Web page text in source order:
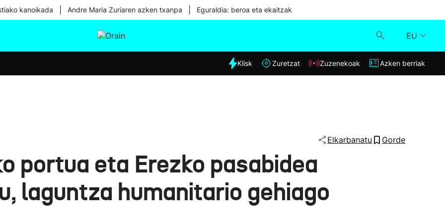
kanoikada Andre Maria Zuriaren azken txanpa Eguraldia: beroa eta ekaitzak
EU
Eguraldia
Klisk
Klisk Zuretzat Zuzenekoak Azken berriak
Elkarbanatu Gorde
portua eta Erezko pasabidea
laguntza humanitario gehiago